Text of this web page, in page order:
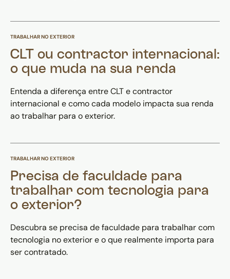
TRABALHAR NO EXTERIOR
CLT ou contractor internacional:
o que muda na sua renda
Entenda a diferença entre CLT e contractor
internacional e como cada modelo impacta sua renda
ao trabalhar para o exterior.
TRABALHAR NO EXTERIOR
Precisa de faculdade para
trabalhar com tecnologia para
o exterior?
Descubra se precisa de faculdade para trabalhar com
tecnologia no exterior e o que realmente importa para
ser contratado.